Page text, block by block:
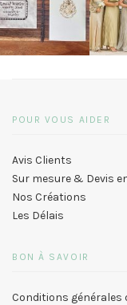
POUR VOUS AIDER
Avis Clients
Sur mesure & Devis
Nos Créations
Les Délais
BON À SAVOIR
Conditions générales